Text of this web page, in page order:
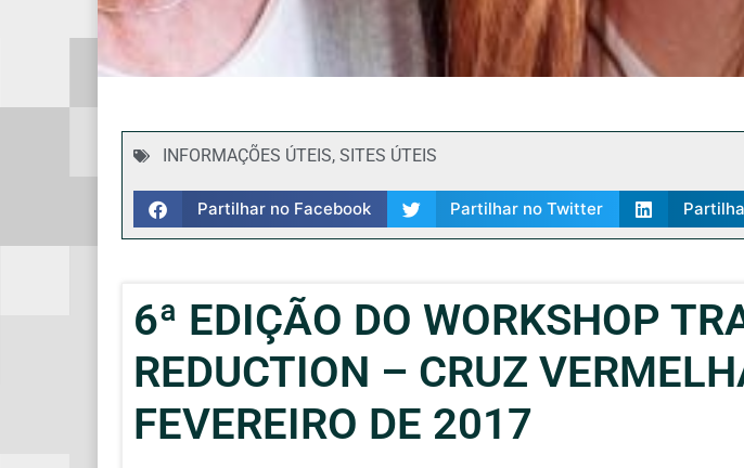
INFORMAÇÕES ÚTEIS, SITES ÚTEIS
Partilhar no Facebook Partilhar no Twitter
6ª EDIÇÃO DO WORKSHOP
REDUCTION – CRUZ
FEVEREIRO DE 2017